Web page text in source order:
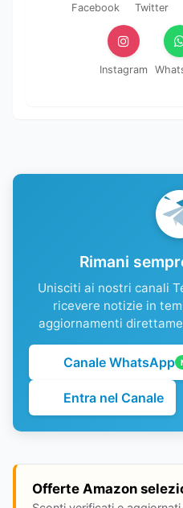
Facebook Twitter
Instagram
Rimani
Unisciti ai nostri canali
ricevere notizie in
aggiornamenti
Canale WhatsApp
Entra nel Canale
Offerte Amazon